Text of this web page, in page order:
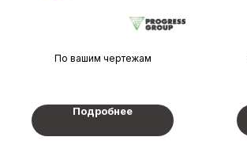
По вашим чертежам
Подробнее